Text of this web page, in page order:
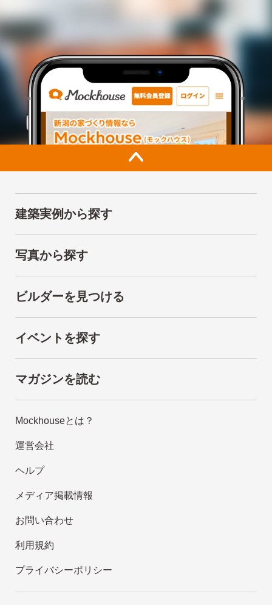
建築実例から探す
写真から探す
ビルダーを見つける
イベントを探す
マガジンを読む
Mockhouseとは？
運営会社
ヘルプ
メディア掲載情報
お問い合わせ
利用規約
プライバシーポリシー